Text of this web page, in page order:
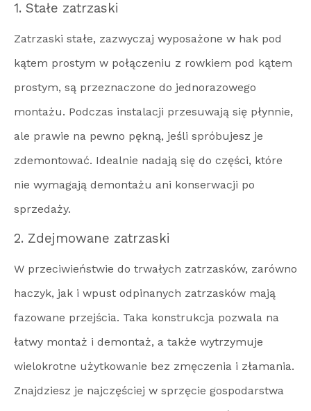
1. Stałe zatrzaski
Zatrzaski stałe, zazwyczaj wyposażone w hak pod
kątem prostym w połączeniu z rowkiem pod kątem
prostym, są przeznaczone do jednorazowego
montażu. Podczas instalacji przesuwają się płynnie,
ale prawie na pewno pękną, jeśli spróbujesz je
zdemontować. Idealnie nadają się do części, które
nie wymagają demontażu ani konserwacji po
sprzedaży.
2. Zdejmowane zatrzaski
W przeciwieństwie do trwałych zatrzasków, zarówno
haczyk, jak i wpust odpinanych zatrzasków mają
fazowane przejścia. Taka konstrukcja pozwala na
łatwy montaż i demontaż, a także wytrzymuje
wielokrotne użytkowanie bez zmęczenia i złamania.
Znajdziesz je najczęściej w sprzęcie gospodarstwa